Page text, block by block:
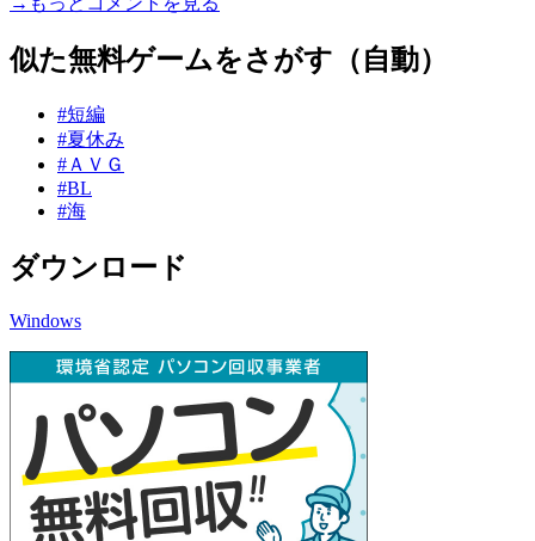
似た無料ゲームをさがす（自動）
#短編
#夏休み
#ＡＶＧ
#BL
#海
ダウンロード
Windows